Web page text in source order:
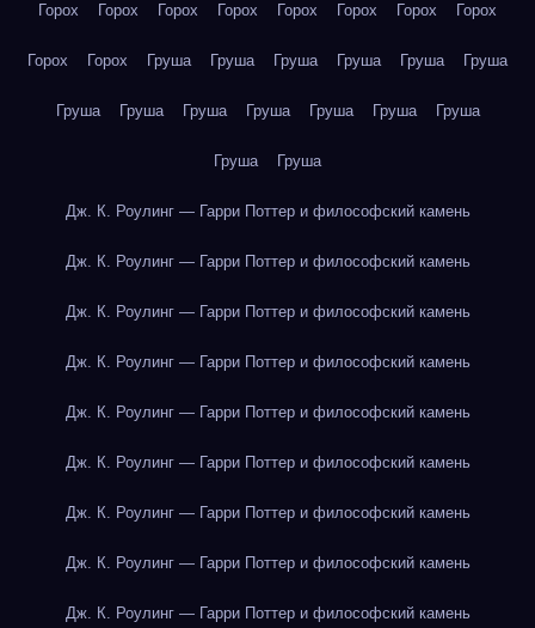
Горох Горох Горох Горох Горох Горох Горох Горох
Горох Горох Груша Груша Груша Груша Груша Груша
Груша Груша Груша Груша Груша Груша Груша
Груша Груша
Дж. К. Роулинг — Гарри Поттер и философский камень
Дж. К. Роулинг — Гарри Поттер и философский камень
Дж. К. Роулинг — Гарри Поттер и философский камень
Дж. К. Роулинг — Гарри Поттер и философский камень
Дж. К. Роулинг — Гарри Поттер и философский камень
Дж. К. Роулинг — Гарри Поттер и философский камень
Дж. К. Роулинг — Гарри Поттер и философский камень
Дж. К. Роулинг — Гарри Поттер и философский камень
Дж. К. Роулинг — Гарри Поттер и философский камень